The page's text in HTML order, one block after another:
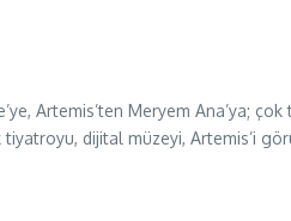
Artemis’ten Meryem Ana’ya; çok
dijital müzeyi, Artemis’i